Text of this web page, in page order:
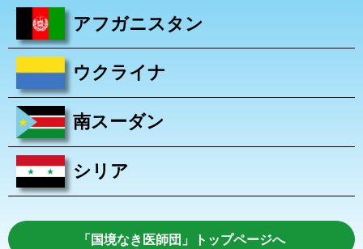
アフガニスタン
ウクライナ
南スーダン
シリア
「国境なき医師団」トップページへ